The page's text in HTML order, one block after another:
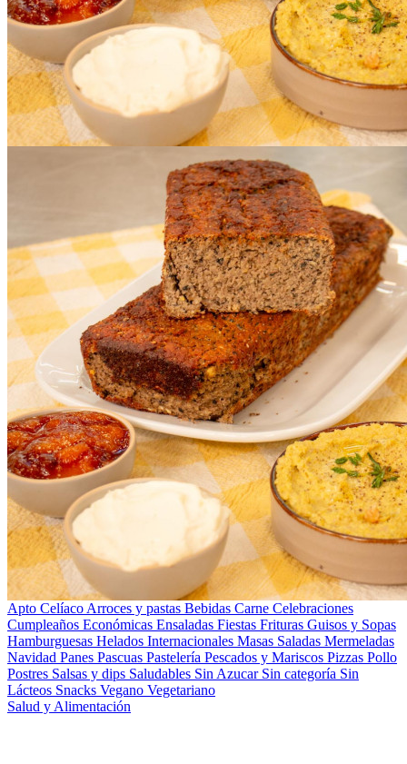
Apto Celíaco Arroces y pastas Bebidas Carne Celebraciones
Cumpleaños Económicas Ensaladas Fiestas Frituras Guisos y Sopas
Hamburguesas Helados Internacionales Masas Saladas Mermeladas
Navidad Panes Pascuas Pastelería Pescados y Mariscos Pizzas Pollo
Postres Salsas y dips Saludables Sin Azucar Sin categoría Sin
Lácteos Snacks Vegano Vegetariano
Salud y Alimentación